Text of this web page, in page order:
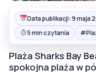
Data publikacji: 9 maja
5 min czytania
#
Plaża Sharks Bay
spokojna plaża w